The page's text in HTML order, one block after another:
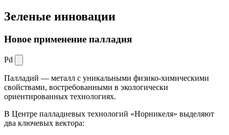
Зеленые инновации
Новое применение палладия
Pd
Палладий — металл с уникальными физико-химическими
свойствами, востребованными в экологически
ориентированных технологиях.
В Центре палладиевых технологий «Норникеля» выделяют
два ключевых вектора: